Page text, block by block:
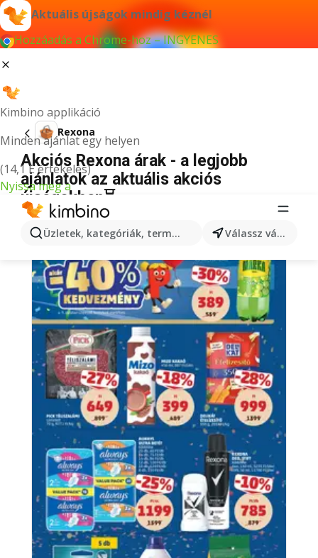
Aktuális újságok mindig kéznél
Hozzáadás a Chrome-hoz – INGYENES
Kimbino applikáció
Minden ajánlat egy helyen
(14,1 E értékelés)
Nyissa meg a
Üzletek, kategóriák, termékek keresése... Válassz várost
Rexona
Akciós Rexona árak - a legjobb
ajánlatok az aktuális akciós
újságokban⏳